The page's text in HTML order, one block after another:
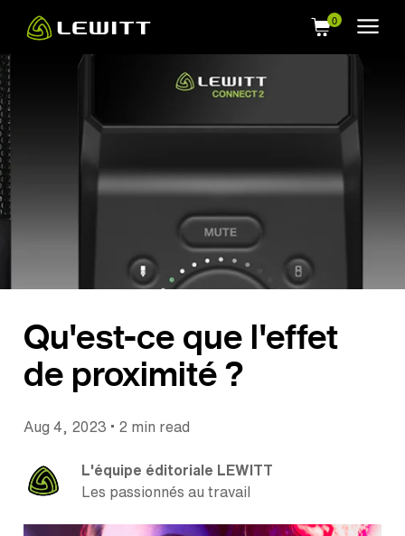
main
content
Qu'est-ce que l'effet
de proximité ?
Aug 4, 2023 • 2 min read
L'équipe éditoriale LEWITT
Les passionnés au travail